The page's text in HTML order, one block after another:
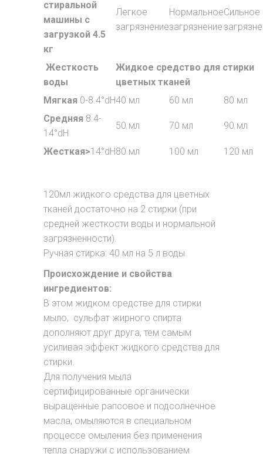
стиральной
машины с
загрузкой 4.5
кг
Легкое
загрязнение
Нормальное
загрязнение
Сильное
Жесткость
воды
Жидкое средство для стирки
цветных тканей
Мягкая 0-8.4°dH40 мл 60 мл
80 мл
Средняя 8.4-
14°dH
50 мл 70 мл 90 мл
Жесткая>14°dH80 мл 100 мл 120 мл
120мл жидкого средства для цветных
тканей достаточно на 2 стирки (при
средней жесткости воды и нормальной
загрязненности).
Ручная стирка: 40 мл на 5 л воды.
Происхождение и свойства
ингредиентов:
В этом жидком средстве для стирки
мыло, сульфат жирного спирта
дополняют друг друга, тем самым
усиливая эффект жидкого средства для
стирки.
Для получения мыла
сертифицированные органически
выращенные рапсовое и подсолнечное
масла, омыляются в специальном
процессе омыления без применения
тепла снаружи с использованием